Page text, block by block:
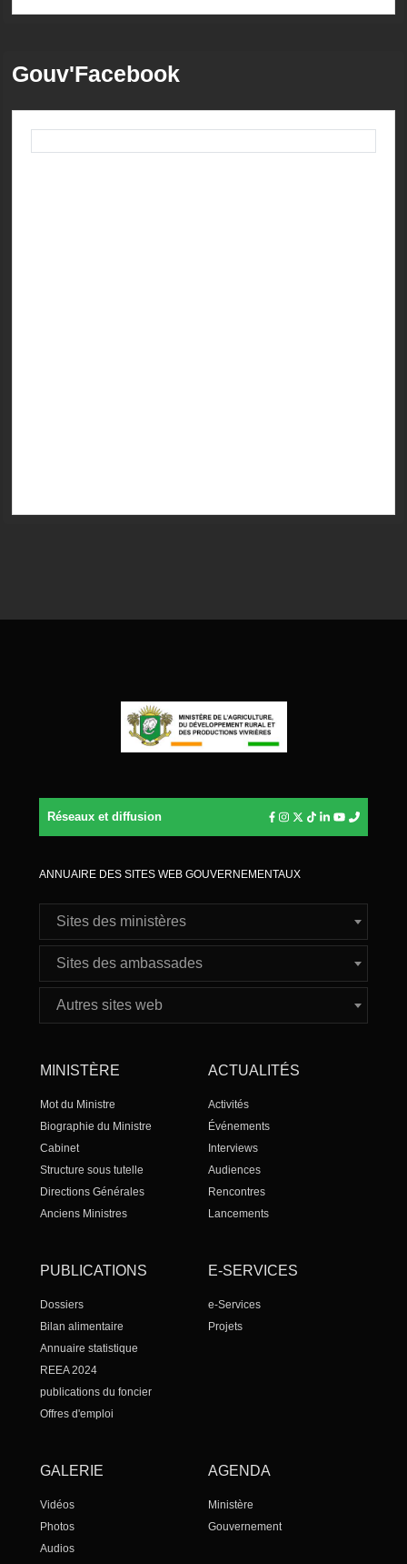
Gouv'Facebook
Réseaux et diffusion
ANNUAIRE DES SITES WEB GOUVERNEMENTAUX
Sites des ministères
Sites des ambassades
Autres sites web
MINISTÈRE
Mot du Ministre
Biographie du Ministre
Cabinet
Structure sous tutelle
Directions Générales
Anciens Ministres
ACTUALITÉS
Activités
Événements
Interviews
Audiences
Rencontres
Lancements
PUBLICATIONS
Dossiers
Bilan alimentaire
Annuaire statistique
REEA 2024
publications du foncier
Offres d'emploi
E-SERVICES
e-Services
Projets
GALERIE
Vidéos
Photos
Audios
AGENDA
Ministère
Gouvernement